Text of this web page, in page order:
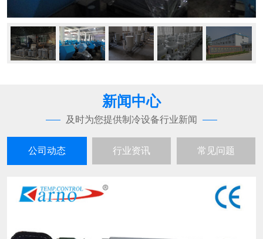
新闻中心
及时为您提供制冷设备行业新闻
公司动态 行业资讯 常见问题